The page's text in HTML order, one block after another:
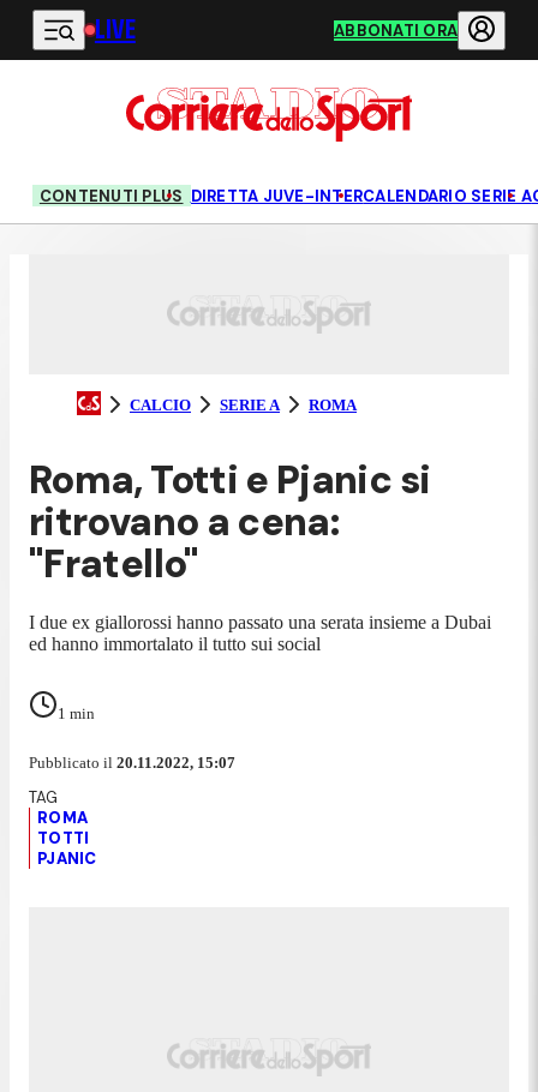
Vai al contenuto principale
LIVE ABBONATI ORA
CONTENUTI PLUS DIRETTA JUVE-INTERCALENDARIO SERIE A
CALCIO SERIE A ROMA
Roma, Totti e Pjanic si
ritrovano a cena:
"Fratello"
I due ex giallorossi hanno passato una serata insieme a Dubai
ed hanno immortalato il tutto sui social
1 min
Pubblicato il 20.11.2022, 15:07
ROMA
TOTTI
PJANIC